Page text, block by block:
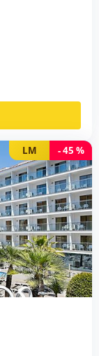
LM -45 %